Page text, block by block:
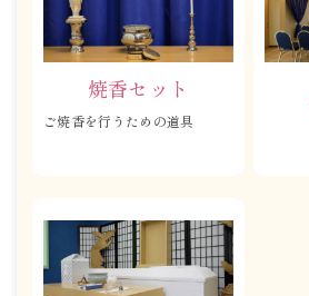
焼香セット
ご焼香を行うための道具